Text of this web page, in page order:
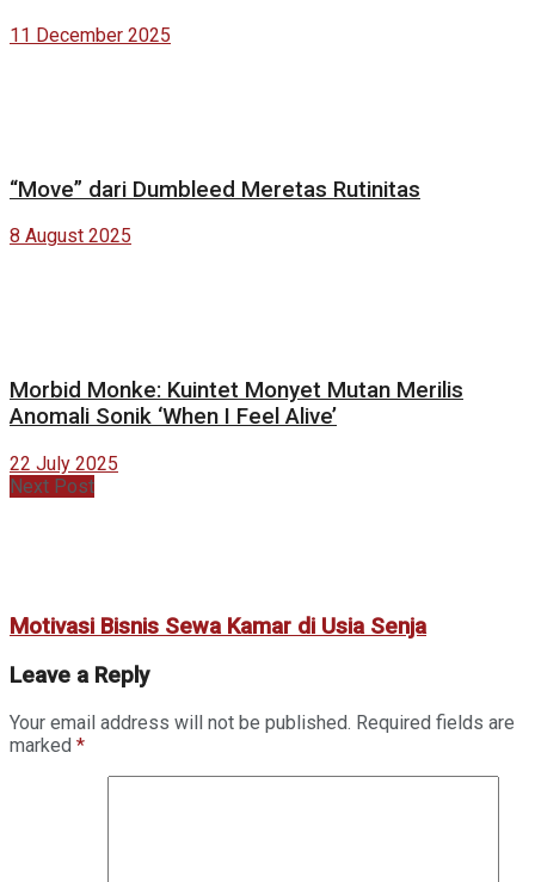
11 December 2025
“Move” dari Dumbleed Meretas Rutinitas
8 August 2025
Morbid Monke: Kuintet Monyet Mutan Merilis
Anomali Sonik ‘When I Feel Alive’
22 July 2025
Next Post
Motivasi Bisnis Sewa Kamar di Usia Senja
Leave a Reply
Your email address will not be published. Required fields are
marked *